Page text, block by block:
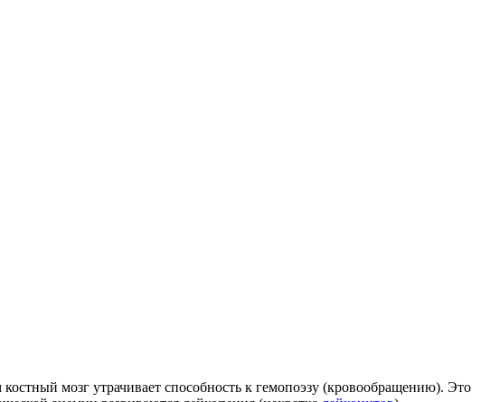
мозг утрачивает способность к гемопоэзу (кровообращению). Это